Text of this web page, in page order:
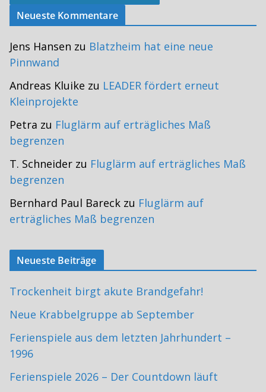
Neueste Kommentare
Jens Hansen zu Blatzheim hat eine neue
Pinnwand
Andreas Kluike zu LEADER fördert erneut
Kleinprojekte
Petra zu Fluglärm auf erträgliches Maß
begrenzen
T. Schneider zu Fluglärm auf erträgliches Maß
begrenzen
Bernhard Paul Bareck zu Fluglärm auf
erträgliches Maß begrenzen
Neueste Beiträge
Trockenheit birgt akute Brandgefahr!
Neue Krabbelgruppe ab September
Ferienspiele aus dem letzten Jahrhundert –
1996
Ferienspiele 2026 – Der Countdown läuft